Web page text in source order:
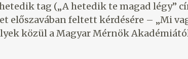
tag („A hetedik te magad légy”
előszavában feltett kérdésére – „Mi
közül a Magyar Mérnök